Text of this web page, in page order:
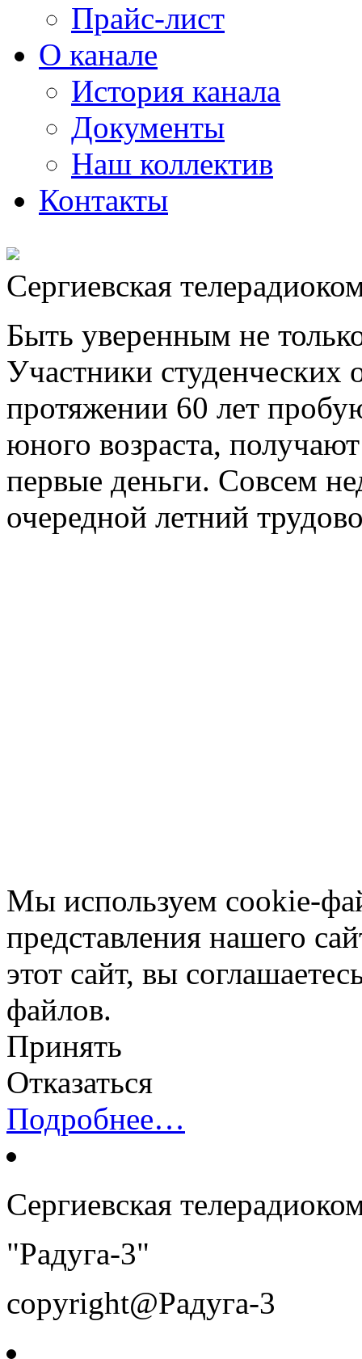
Прайс-лист
О канале
История канала
Документы
Наш коллектив
Контакты
Сергиевская
Быть уверенным не
Участники студенческих
протяжении 60 лет
юного возраста,
первые деньги. Совсем
очередной летний
Мы используем cookie-
представления нашего
этот сайт, вы
файлов.
Принять
Отказаться
Подробнее…
Сергиевская
"Радуга-3"
copyright@Радуга-3